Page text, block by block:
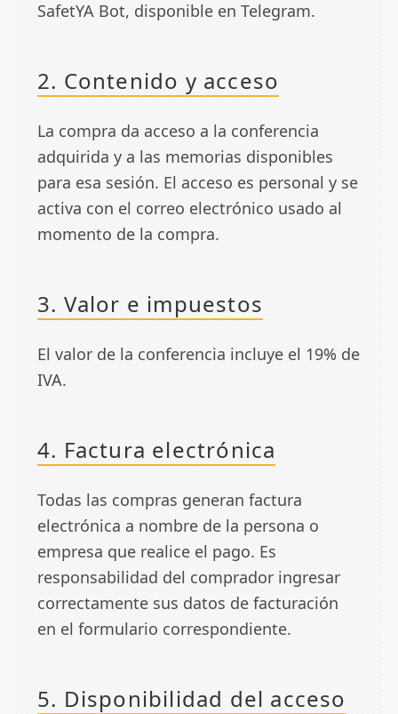
SafetYA Bot, disponible en Telegram.
2. Contenido y acceso
La compra da acceso a la conferencia
adquirida y a las memorias disponibles
para esa sesión. El acceso es personal y se
activa con el correo electrónico usado al
momento de la compra.
3. Valor e impuestos
El valor de la conferencia incluye el 19% de
IVA.
4. Factura electrónica
Todas las compras generan factura
electrónica a nombre de la persona o
empresa que realice el pago. Es
responsabilidad del comprador ingresar
correctamente sus datos de facturación
en el formulario correspondiente.
5. Disponibilidad del acceso